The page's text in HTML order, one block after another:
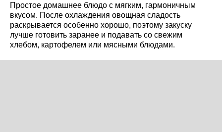
Простое домашнее блюдо с мягким, гармоничным
вкусом. После охлаждения овощная сладость
раскрывается особенно хорошо, поэтому закуску
лучше готовить заранее и подавать со свежим
хлебом, картофелем или мясными блюдами.